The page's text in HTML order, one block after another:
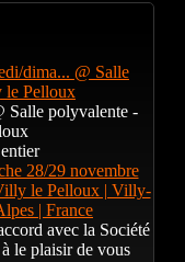
dima... @ Salle
le Pelloux
Salle polyvalente -
avec la Société
le plaisir de vous